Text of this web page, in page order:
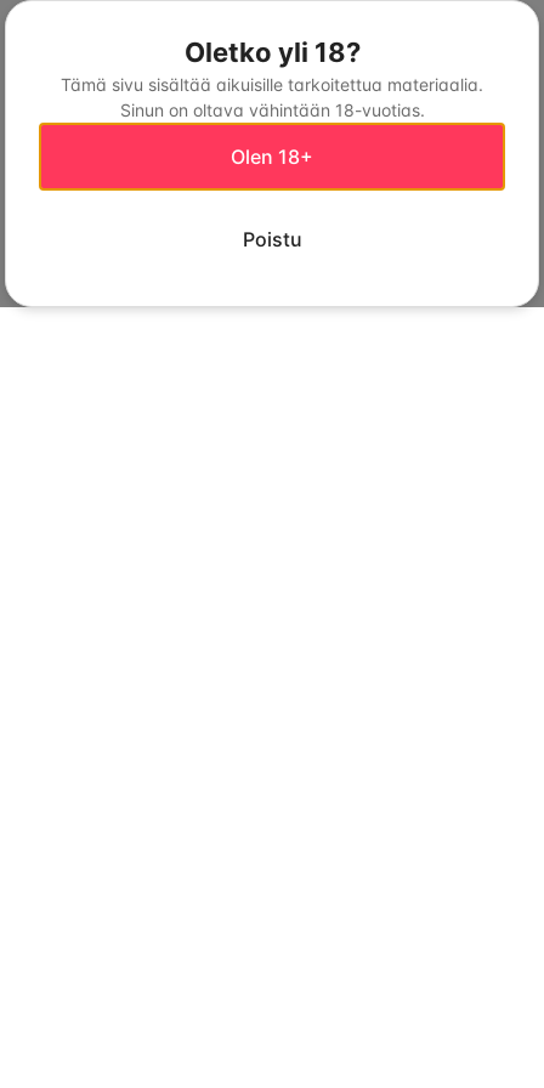
Oletko yli 18?
Tämä sivu sisältää aikuisille tarkoitettua materiaalia.
Sinun on oltava vähintään 18-vuotias.
Olen 18+
Poistu